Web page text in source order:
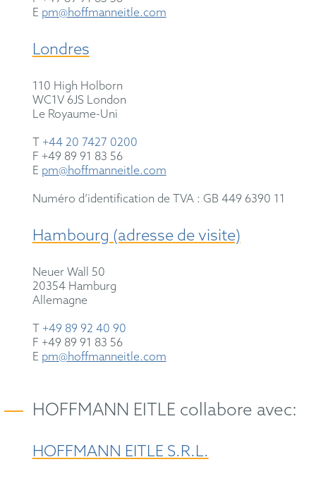
E pm@hoffmanneitle.com
Londres
110 High Holborn
WC1V 6JS London
Le Royaume-Uni
T +44 20 7427 0200
F +49 89 91 83 56
E pm@hoffmanneitle.com
Numéro d’identification de TVA : GB 449 6390 11
Hambourg (adresse de visite)
Neuer Wall 50
20354 Hamburg
Allemagne
T +49 89 92 40 90
F +49 89 91 83 56
E pm@hoffmanneitle.com
HOFFMANN EITLE collabore avec:
HOFFMANN EITLE S.R.L.